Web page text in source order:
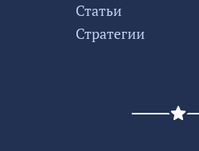
Статьи
Стратегии